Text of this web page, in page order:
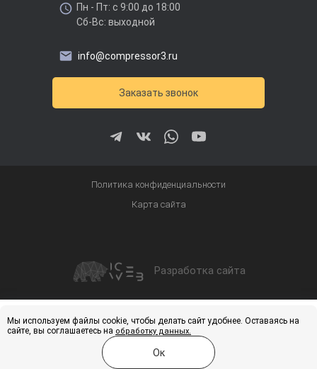
Купить
Получить скидку
Пн - Пт: с 9:00 до 18:00
Сб-Вс: выходной
info@compressor3.ru
Заказать звонок
Политика конфиденциальности
Карта сайта
Разработка сайта
Мы используем файлы cookie, чтобы делать сайт удобнее. Оставаясь на
сайте, вы соглашаетесь на обработку данных.
Ок